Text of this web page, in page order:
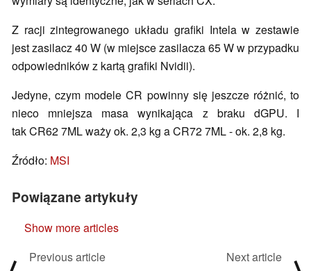
Z racji zintegrowanego układu grafiki Intela w zestawie
jest zasilacz 40 W (w miejsce zasilacza 65 W w przypadku
odpowiedników z kartą grafiki Nvidii).
Jedyne, czym modele CR powinny się jeszcze różnić, to
nieco mniejsza masa wynikająca z braku dGPU. I
tak CR62 7ML waży ok. 2,3 kg a CR72 7ML - ok. 2,8 kg.
Źródło: MSI
Powiązane artykuły
Show more articles
Previous article
Next article